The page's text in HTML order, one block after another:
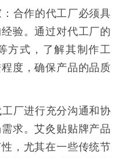
合作的代工厂必须具
验。通过对代工厂的
方式，了解其制作工
度，确保产品的品质
厂进行充分沟通和协
求。艾灸贴贴牌产品
，尤其在一些传统节